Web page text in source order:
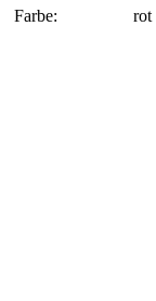
Farbe: rot